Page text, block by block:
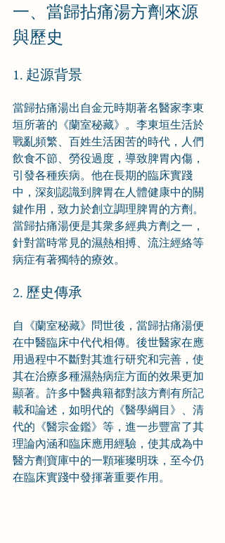
一、當歸拈痛湯方劑來源
與歷史
1. 起源背景
當歸拈痛湯出自金元時期著名醫家李東
垣所著的《蘭室秘藏》。李東垣生活於
戰亂頻繁、百姓生活困苦的時代，人們
飲食不節、勞役過度，導致脾胃內傷，
引發各種疾病。他在長期的臨床實踐
中，深刻認識到脾胃在人體健康中的關
鍵作用，致力於創立調理脾胃的方劑。
當歸拈痛湯便是其衆多經典方劑之一，
針對當時常見的濕熱相搏、流注經絡等
病症有著獨特的療效。
2. 歷史傳承
自《蘭室秘藏》問世後，當歸拈痛湯便
在中醫臨床中代代相傳。後世醫家在應
用過程中不斷對其進行研究和完善，使
其在治療多種濕熱病症方面的效果更加
顯著。許多中醫典籍都對該方劑有所記
載和論述，如明代的《醫學綱目》、清
代的《醫宗金鑑》等，進一步豐富了其
理論內涵和臨床應用經驗，使其成為中
醫方劑寶庫中的一顆璀璨明珠，至今仍
在臨床實踐中發揮著重要作用。